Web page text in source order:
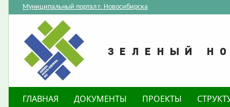
Муниципальный портал г. Новосибирска
ГЛАВНАЯ ДОКУМЕНТЫ ПРОЕКТЫ